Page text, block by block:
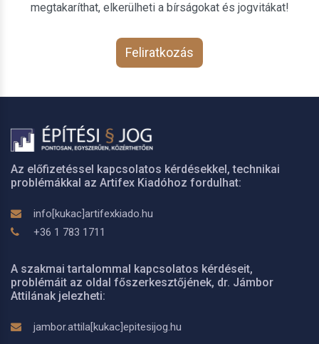
megtakaríthat, elkerülheti a bírságokat és jogvitákat!
Feliratkozás
Az előfizetéssel kapcsolatos kérdésekkel, technikai
problémákkal az Artifex Kiadóhoz fordulhat:
info[kukac]artifexkiado.hu
+36 1 783 1711
A szakmai tartalommal kapcsolatos kérdéseit,
problémáit az oldal főszerkesztőjének, dr. Jámbor
Attilának jelezheti:
jambor.attila[kukac]epitesijog.hu